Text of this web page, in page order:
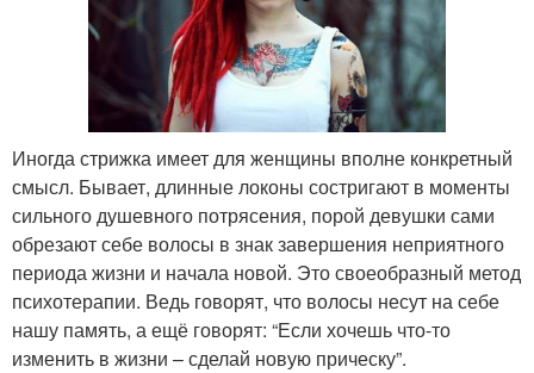
Иногда стрижка имеет для женщины вполне конкретный
смысл. Бывает, длинные локоны состригают в моменты
сильного душевного потрясения, порой девушки сами
обрезают себе волосы в знак завершения неприятного
периода жизни и начала новой. Это своеобразный метод
психотерапии. Ведь говорят, что волосы несут на себе
нашу память, а ещё говорят: “Если хочешь что-то
изменить в жизни – сделай новую прическу”.